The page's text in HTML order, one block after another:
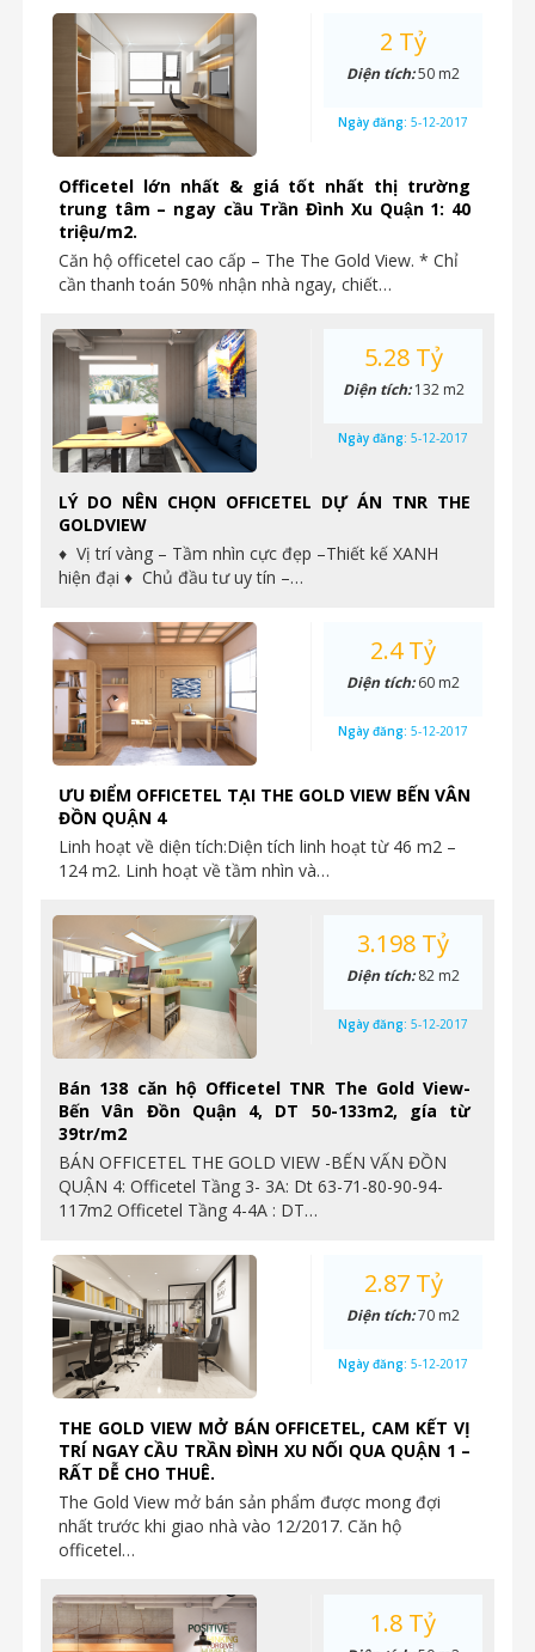
Officetel lớn nhất & giá tốt nhất thị trường
trung tâm – ngay cầu Trần Đình Xu Quận 1: 40
triệu/m2.
Căn hộ officetel cao cấp – The The Gold View. * Chỉ
cần thanh toán 50% nhận nhà ngay, chiết…
2 Tỷ
Diện tích:50 m2
Ngày đăng: 5-12-2017
LÝ DO NÊN CHỌN OFFICETEL DỰ ÁN TNR THE
GOLDVIEW
♦ Vị trí vàng – Tầm nhìn cực đẹp –Thiết kế XANH
hiện đại ♦ Chủ đầu tư uy tín –…
5.28 Tỷ
Diện tích:132 m2
Ngày đăng: 5-12-2017
ƯU ĐIỂM OFFICETEL TẠI THE GOLD VIEW BẾN VÂN
ĐỒN QUẬN 4
Linh hoạt về diện tích:Diện tích linh hoạt từ 46 m2 –
124 m2. Linh hoạt về tầm nhìn và…
2.4 Tỷ
Diện tích:60 m2
Ngày đăng: 5-12-2017
Bán 138 căn hộ Officetel TNR The Gold View-
Bến Vân Đồn Quận 4, DT 50-133m2, gía từ
39tr/m2
BÁN OFFICETEL THE GOLD VIEW -BẾN VẤN ĐỒN
QUẬN 4: Officetel Tầng 3- 3A: Dt 63-71-80-90-94-
117m2 Officetel Tầng 4-4A : DT…
3.198 Tỷ
Diện tích:82 m2
Ngày đăng: 5-12-2017
THE GOLD VIEW MỞ BÁN OFFICETEL, CAM KẾT VỊ
TRÍ NGAY CẦU TRẦN ĐÌNH XU NỐI QUA QUẬN 1 –
RẤT DỄ CHO THUÊ.
The Gold View mở bán sản phẩm được mong đợi
nhất trước khi giao nhà vào 12/2017. Căn hộ
officetel…
2.87 Tỷ
Diện tích:70 m2
Ngày đăng: 5-12-2017
1.8 Tỷ